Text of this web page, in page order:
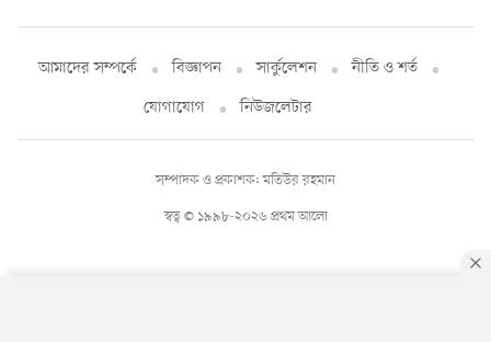
আমাদের সম্পর্কে বিজ্ঞাপন সার্কুলেশন
নীতি ও শর্ত
যোগাযোগ
নিউজলেটার
স্বত্ব © ১৯৯৮-২০২৬ প্রথম আলো
সম্পাদক ও প্রকাশক: মতিউর রহমান